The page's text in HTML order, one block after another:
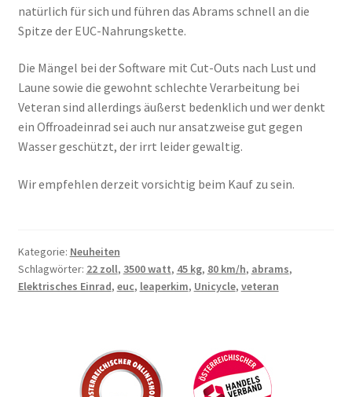
natürlich für sich und führen das Abrams schnell an die
Spitze der EUC-Nahrungskette.
Die Mängel bei der Software mit Cut-Outs nach Lust und
Laune sowie die gewohnt schlechte Verarbeitung bei
Veteran sind allerdings äußerst bedenklich und wer denkt
ein Offroadeinrad sei auch nur ansatzweise gut gegen
Wasser geschützt, der irrt leider gewaltig.
Wir empfehlen derzeit vorsichtig beim Kauf zu sein.
Kategorie: Neuheiten
Schlagwörter: 22 zoll, 3500 watt, 45 kg, 80 km/h, abrams,
Elektrisches Einrad, euc, leaperkim, Unicycle, veteran